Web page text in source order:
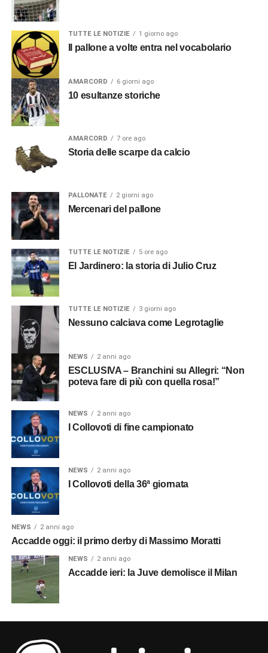
TUTTE LE NOTIZIE 1 giorno ago
Il pallone a volte entra nel vocabolario
AMARCORD 6 giorni ago
10 esultanze storiche
AMARCORD 7 ore ago
Storia delle scarpe da calcio
PALLONATE 2 giorni ago
Mercenari del pallone
TUTTE LE NOTIZIE 5 ore ago
El Jardinero: la storia di Julio Cruz
TUTTE LE NOTIZIE 3 giorni ago
Nessuno calciava come Legrotaglie
NEWS 2 anni ago
ESCLUSIVA – Branchini su Allegri: “Non
poteva fare di più con quella rosa!”
NEWS 2 anni ago
I Collovoti di fine campionato
NEWS 2 anni ago
I Collovoti della 36ª giornata
NEWS 2 anni ago
Accadde oggi: il primo derby di Massimo Moratti
NEWS 2 anni ago
Accadde ieri: la Juve demolisce il Milan